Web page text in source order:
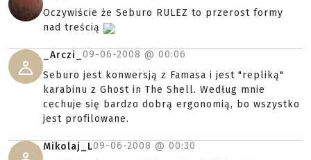
Oczywiście że Seburo RULEZ to przerost formy
nad treścią
_Arczi_ 09-06-2008 @ 00:06
Seburo jest konwersją z Famasa i jest "repliką"
karabinu z Ghost in The Shell. Według mnie
cechuje się bardzo dobrą ergonomią, bo wszystko
jest profilowane.
Mikolaj_L09-06-2008 @ 00:30